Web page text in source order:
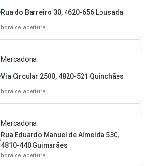
Rua do Barreiro 30, 4620-656 Lousada
hora de abertura
Mercadona
Via Circular 2500, 4820-521 Quinchães
hora de abertura
Mercadona
Rua Eduardo Manuel de Almeida 530,
4810-440 Guimarães
hora de abertura